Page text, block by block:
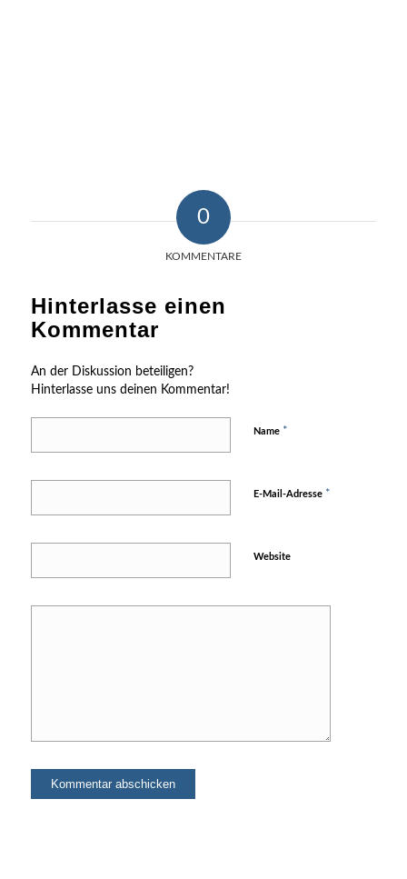
0
KOMMENTARE
Hinterlasse einen
Kommentar
An der Diskussion beteiligen?
Hinterlasse uns deinen Kommentar!
Name *
E-Mail-Adresse *
Website